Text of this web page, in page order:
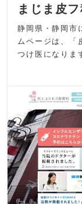
UI/UXでは、
きるよう、サイ
の様子は横スク
に理解できる工
SEO対策では
トピー」「乾
い診療キーワー
設であることや
療メニューも
報にすばやく届
全体として、う
位のやさしい皮
にわたり丁寧
まじま皮
静岡県・静岡市
ムページは、「
つけ医になりま
成しました。
広く対応する
る敷居の低さ
だわっています。
デザイン面で
視。瀟洒な外観
真で表現し、上
た。トップ上部
に自然となじむ
のあるデザイン